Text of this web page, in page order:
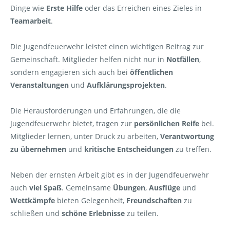
Dinge wie Erste Hilfe oder das Erreichen eines Zieles in
Teamarbeit.
Die Jugendfeuerwehr leistet einen wichtigen Beitrag zur
Gemeinschaft. Mitglieder helfen nicht nur in Notfällen,
sondern engagieren sich auch bei öffentlichen
Veranstaltungen und Aufklärungsprojekten.
Die Herausforderungen und Erfahrungen, die die
Jugendfeuerwehr bietet, tragen zur persönlichen Reife bei.
Mitglieder lernen, unter Druck zu arbeiten, Verantwortung
zu übernehmen und kritische Entscheidungen zu treffen.
Neben der ernsten Arbeit gibt es in der Jugendfeuerwehr
auch viel Spaß. Gemeinsame Übungen, Ausflüge und
Wettkämpfe bieten Gelegenheit, Freundschaften zu
schließen und schöne Erlebnisse zu teilen.